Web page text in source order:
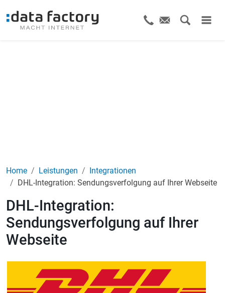
Home Leistungen
Integrationen
DHL-Integration: Sendungsverfolgung auf Ihrer Webseite
DHL-Integration:
Sendungsverfolgung auf Ihrer
Webseite